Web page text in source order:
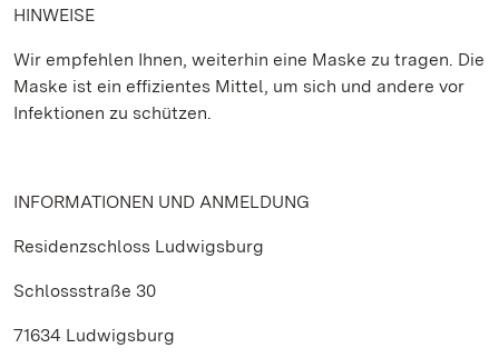
HINWEISE
Wir empfehlen Ihnen, weiterhin eine Maske zu tragen. Die
Maske ist ein effizientes Mittel, um sich und andere vor
Infektionen zu schützen.
INFORMATIONEN UND ANMELDUNG
Residenzschloss Ludwigsburg
Schlossstraße 30
71634 Ludwigsburg